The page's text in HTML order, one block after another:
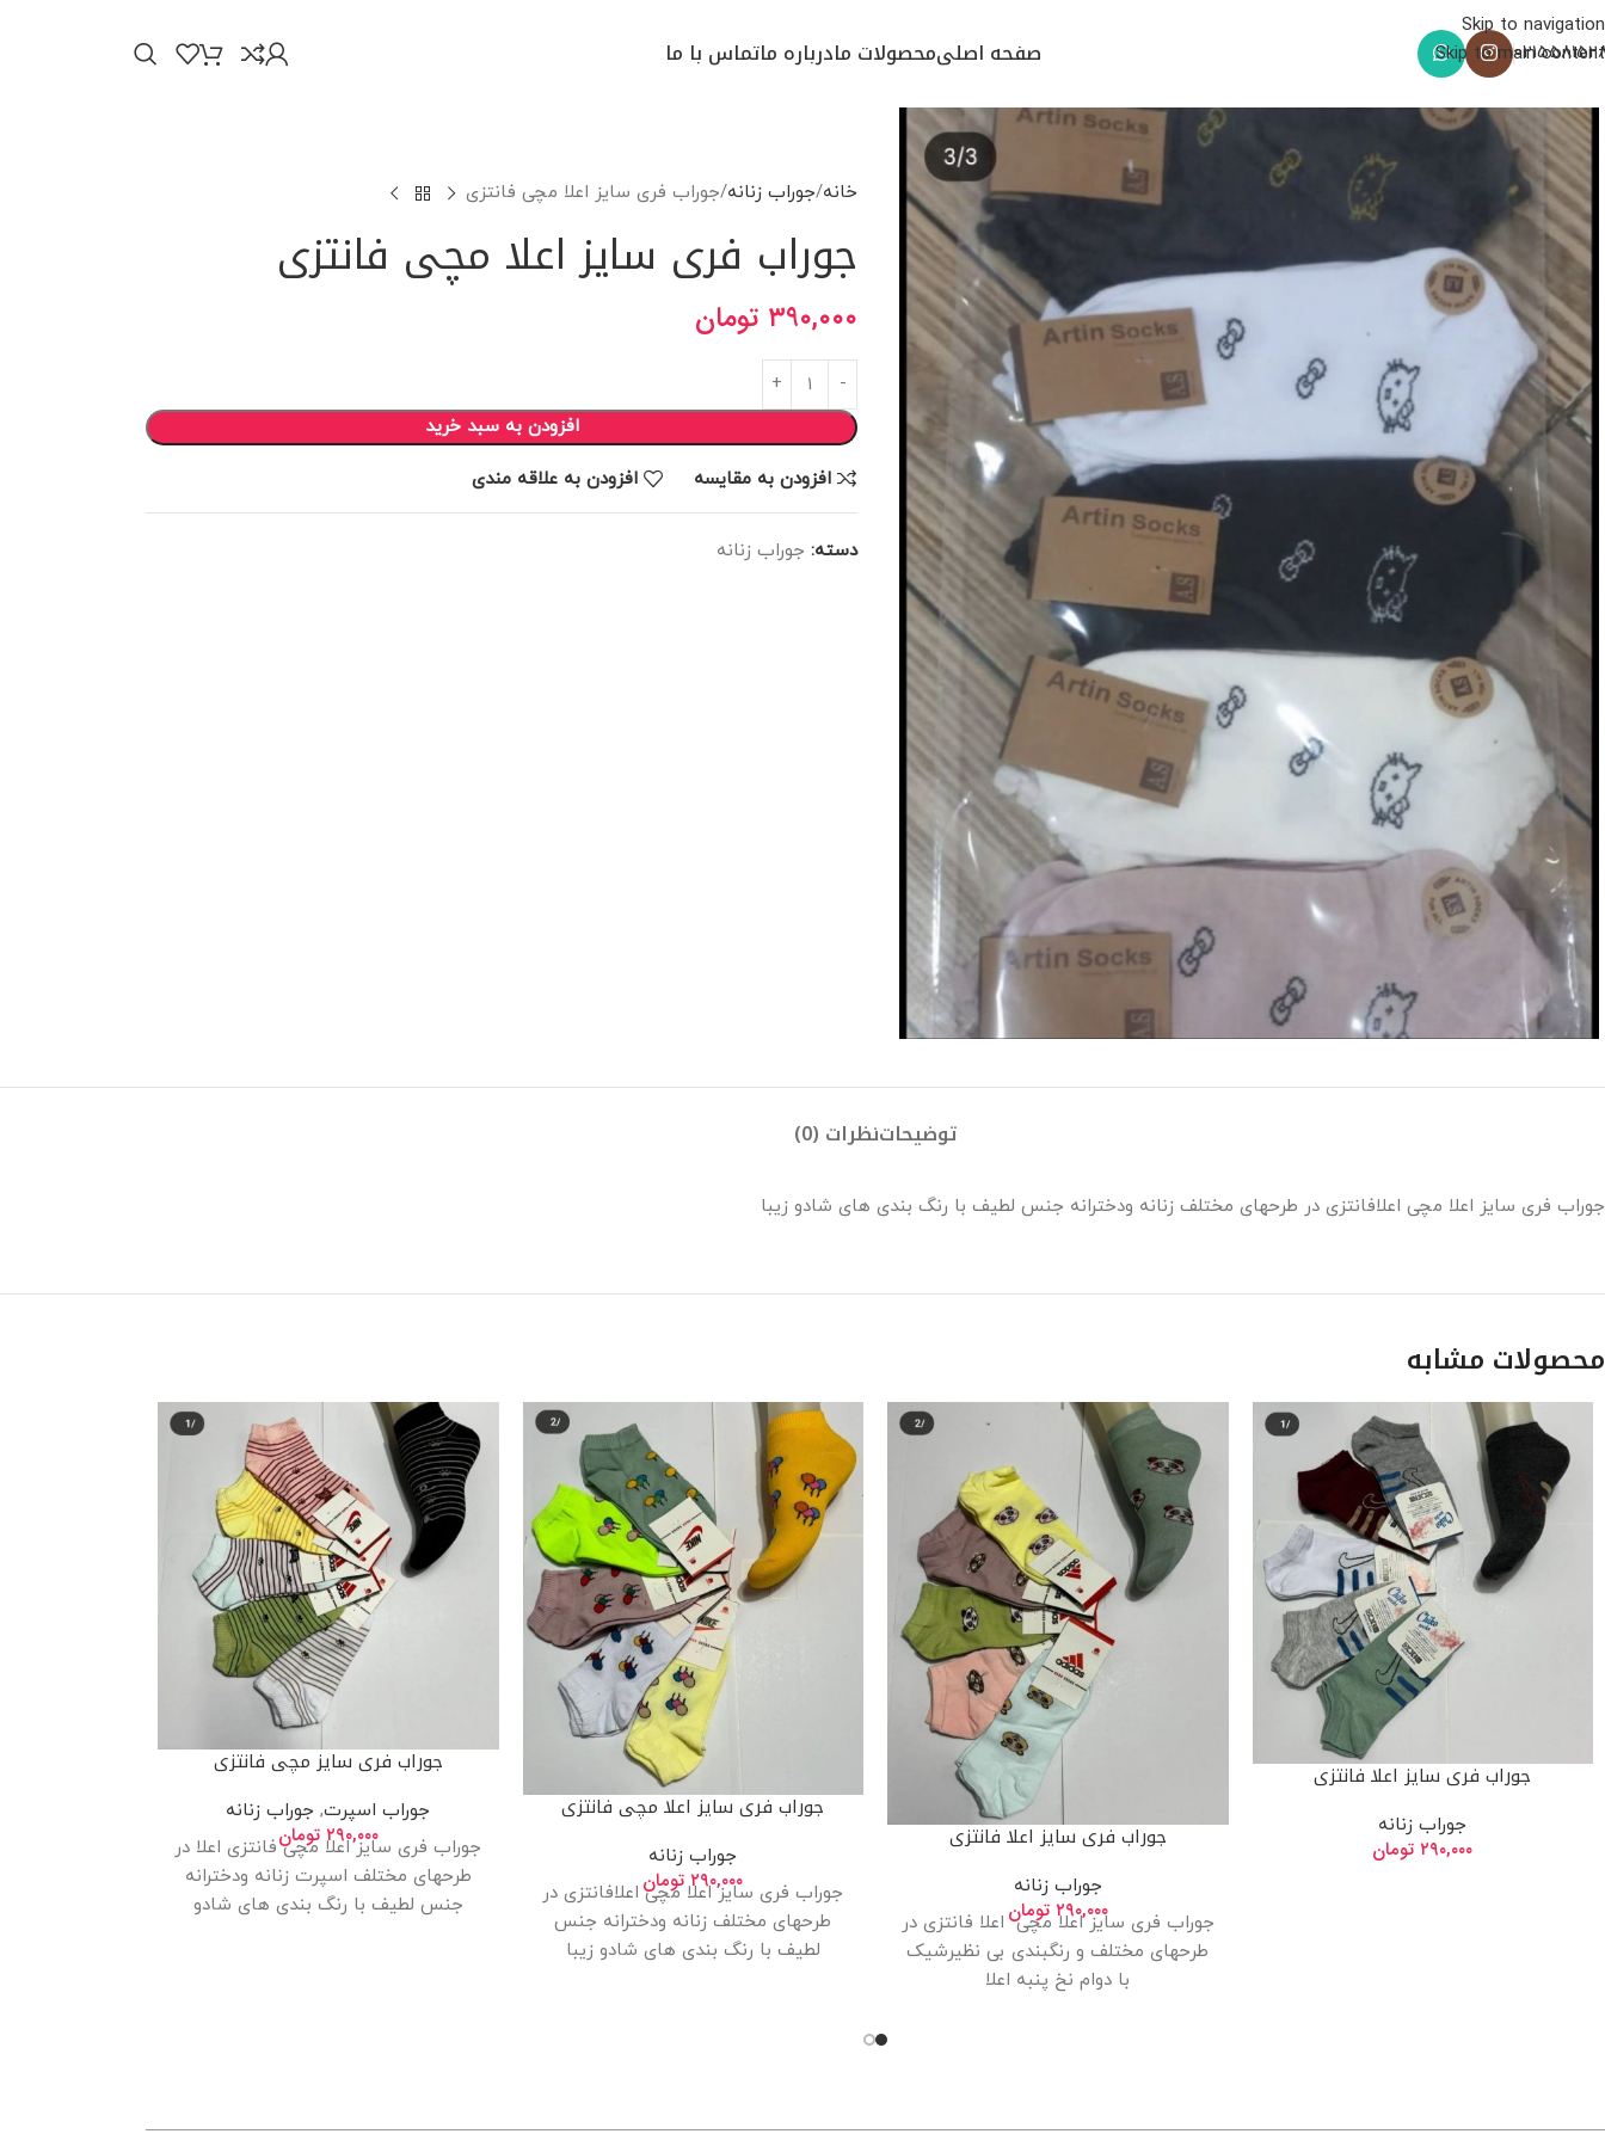
Skip to navigation
Skip to main content
صفحه اصلیمحصولات مادرباره ماتماس با ما
خانه جوراب زنانه جوراب فری سایز اعلا مچی فانتزی
جوراب فری سایز اعلا مچی فانتزی
۳۹۰,۰۰۰ تومان
افزودن به سبد خرید
افزودن به مقایسه افزودن به علاقه مندی
دسته: جوراب زنانه
توضیحاتنظرات (0)
جوراب فری سایز اعلا مچی اعلافانتزی در طرحهای مختلف زنانه ودخترانه جنس لطیف با رنگ بندی های شادو زیبا
محصولات مشابه
جوراب فری سایز اعلا فانتزی
جوراب زنانه
۲۹۰,۰۰۰ تومان جوراب فری سایز اعلا فانتزی
جوراب زنانه
۲۹۰,۰۰۰ تومان
جوراب فری سایز اعلا مچی اعلا فانتزی در
طرحهای مختلف و رنگبندی بی نظیرشیک
با دوام نخ پنبه اعلا
جوراب فری سایز اعلا مچی فانتزی
جوراب زنانه
۲۹۰,۰۰۰ تومان
جوراب فری سایز اعلا مچی اعلافانتزی در
طرحهای مختلف زنانه ودخترانه جنس
لطیف با رنگ بندی های شادو زیبا
جوراب فری سایز مچی فانتزی
جوراب اسپرت, جوراب زنانه
۲۹۰,۰۰۰ تومان
جوراب فری سایز اعلا مچی فانتزی اعلا در
طرحهای مختلف اسپرت زنانه ودخترانه
جنس لطیف با رنگ بندی های شادو